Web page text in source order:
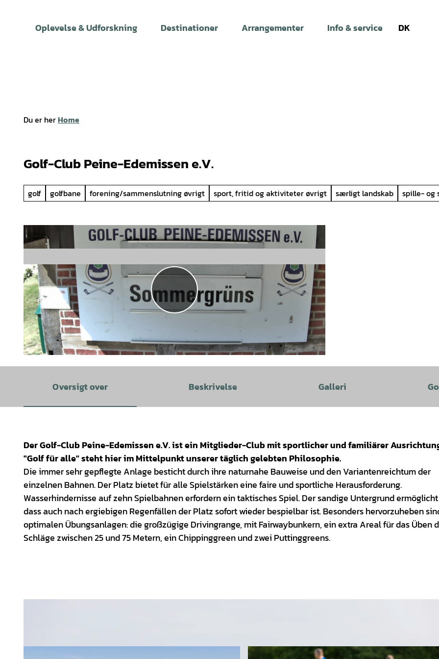
Oplevelse & Udforskning Destinationer Arrangementer Info & service DK
Du er herHome
Golf-Club Peine-Edemissen e.V.
golf golfbane forening/sammenslutning øvrigt sport, fritid og aktiviteter øvrigt særligt landskab spille- og
Oversigt over Beskrivelse Galleri
Der Golf-Club Peine-Edemissen e.V. ist ein Mitglieder-Club mit sportlicher und familiärer
"Golf für alle" steht hier im Mittelpunkt unserer täglich gelebten Philosophie.
Die immer sehr gepflegte Anlage besticht durch ihre naturnahe Bauweise und den Variantenreichtum der
einzelnen Bahnen. Der Platz bietet für alle Spielstärken eine faire und sportliche Herausforderung.
Wasserhindernisse auf zehn Spielbahnen erfordern ein taktisches Spiel. Der sandige Untergrund ermöglicht
dass auch nach ergiebigen Regenfällen der Platz sofort wieder bespielbar ist. Besonders hervorzuheben
optimalen Übungsanlagen: die großzügige Drivingrange, mit Fairwaybunkern, ein extra Areal für das Üben
Schläge zwischen 25 und 75 Metern, ein Chippinggreen und zwei Puttinggreens.